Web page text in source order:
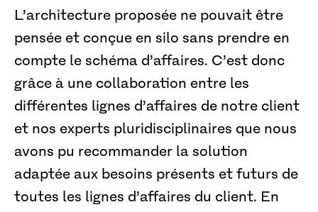
L’architecture proposée ne pouvait être
pensée et conçue en silo sans prendre en
compte le schéma d’affaires. C’est donc
grâce à une collaboration entre les
différentes lignes d’affaires de notre client
et nos experts pluridisciplinaires que nous
avons pu recommander la solution
adaptée aux besoins présents et futurs de
toutes les lignes d’affaires du client. En